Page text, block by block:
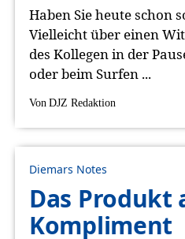
Haben Sie heute schon
Vielleicht über einen
des Kollegen in der
oder beim Surfen ...
Von DJZ Redaktion
Diemars Notes
Das Produkt
Kompliment